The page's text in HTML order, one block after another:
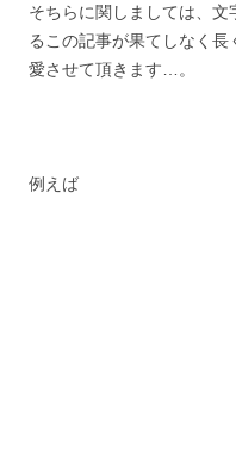
そちらに関しましては、
るこの記事が果てしなく
愛させて頂きます…。
例えば